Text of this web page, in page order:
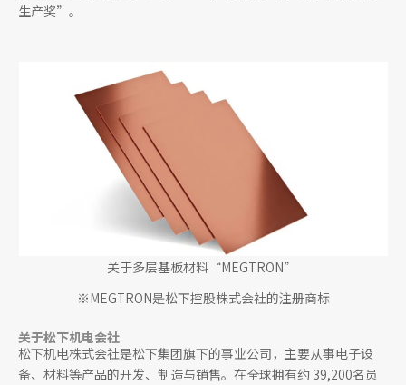
生产奖”。
关于多层基板材料“MEGTRON”
※MEGTRON是松下控股株式会社的注册商标
关于松下机电会社
松下机电株式会社是松下集团旗下的事业公司，主要从事电子设
备、材料等产品的开发、制造与销售。在全球拥有约 39,200名员